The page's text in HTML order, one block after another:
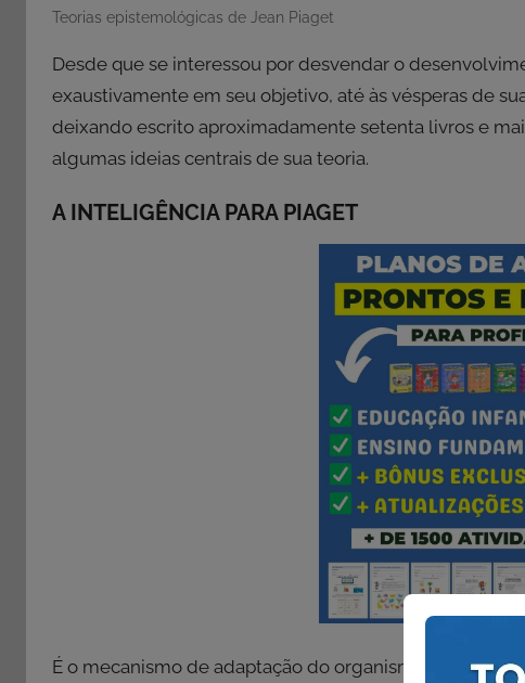
Teorias epistemológicas de Jean Piaget
Desde que se interessou por desvendar o
exaustivamente em seu objetivo, até às vésperas de
deixando escrito aproximadamente setenta livros e
algumas ideias centrais de sua teoria.
A INTELIGÊNCIA PARA PIAGET
É o mecanismo de adaptação do organismo a uma